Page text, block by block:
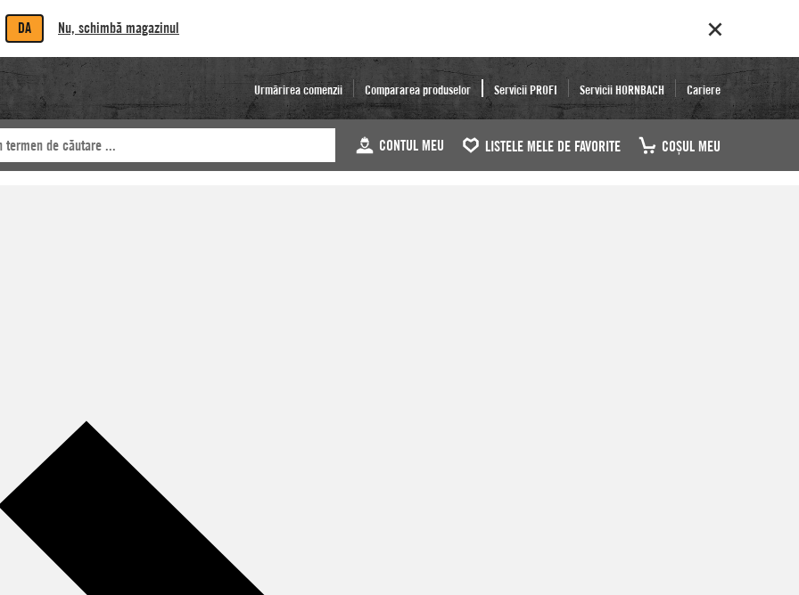
DA Nu, schimbă magazinul
Urmărirea comenzii Compararea produselor Servicii PROFI Servicii HORNBACH Cariere
CONTUL MEU LISTELE MELE DE FAVORITE COŞUL MEU